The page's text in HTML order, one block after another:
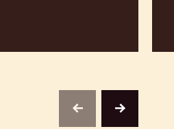
previousnext